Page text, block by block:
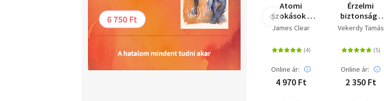
Atomi
szokások -
Apró
kiemelkedő
eredmények
James Clear
Online ár:
4 970 Ft
Érzelmi
biztonság -
Mit kell(ene)
gyerekekről és
magunkról?
Vekerdy Tamás
Online ár:
2 350 Ft